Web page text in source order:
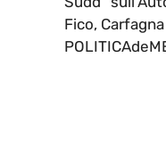
Fico,